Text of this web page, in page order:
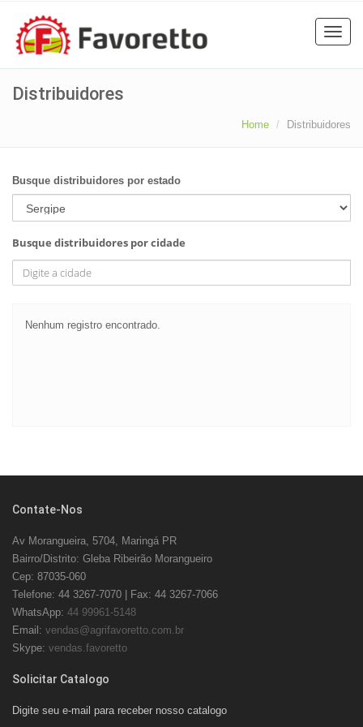
Toggle
Distribuidores
Home Distribuidores
Busque distribuidores por estado
Busque distribuidores por cidade
Nenhum registro encontrado.
Contate-Nos
Av Morangueira, 5704, Maringá PR
Bairro/Distrito: Gleba Ribeirão Morangueiro
Cep: 87035-060
Telefone: 44 3267-7070 | Fax: 44 3267-7066
WhatsApp: 44 99961-5148
Email: vendas@agrifavoretto.com.br
Skype: vendas.favoretto
Solicitar Catalogo
Digite seu e-mail para receber nosso catalogo